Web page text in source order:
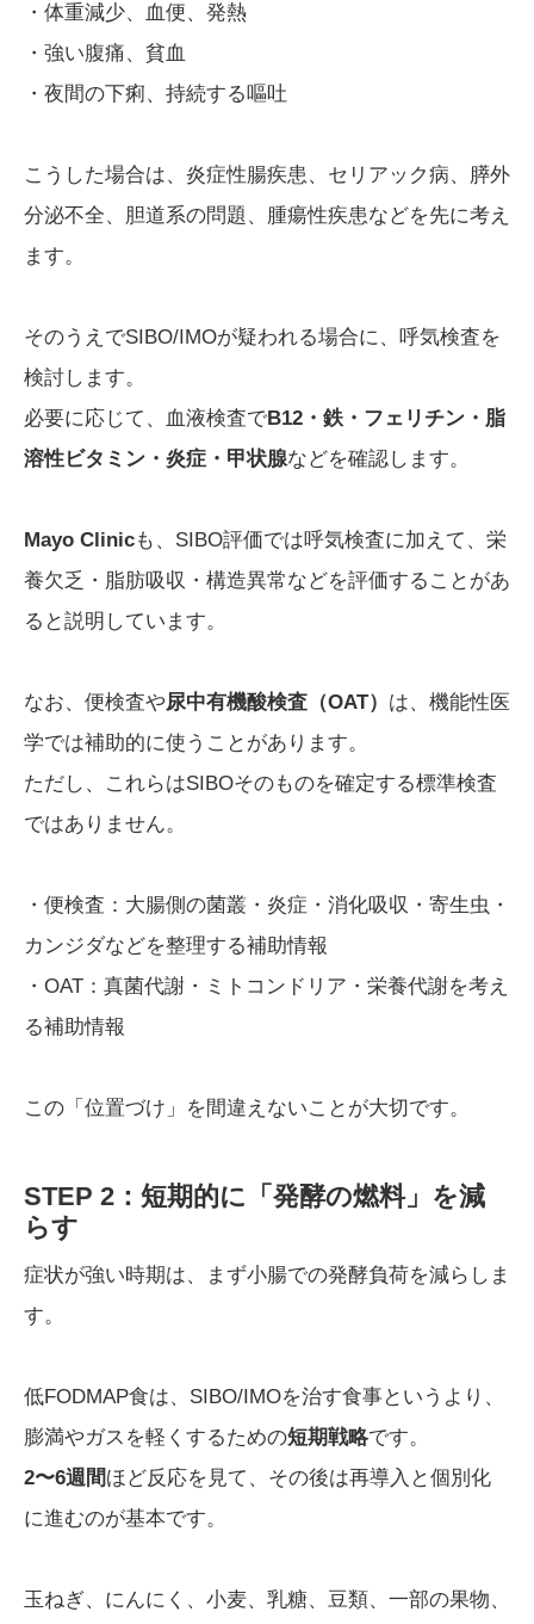
・体重減少、血便、発熱
・強い腹痛、貧血
・夜間の下痢、持続する嘔吐
こうした場合は、炎症性腸疾患、セリアック病、膵外
分泌不全、胆道系の問題、腫瘍性疾患などを先に考え
ます。
そのうえでSIBO/IMOが疑われる場合に、呼気検査を
検討します。
必要に応じて、血液検査でB12・鉄・フェリチン・脂
溶性ビタミン・炎症・甲状腺などを確認します。
Mayo Clinicも、SIBO評価では呼気検査に加えて、栄
養欠乏・脂肪吸収・構造異常などを評価することがあ
ると説明しています。
なお、便検査や尿中有機酸検査（OAT） は、機能性医
学では補助的に使うことがあります。
ただし、これらはSIBOそのものを確定する標準検査
ではありません。
・便検査：大腸側の菌叢・炎症・消化吸収・寄生虫・
カンジダなどを整理する補助情報
・OAT：真菌代謝・ミトコンドリア・栄養代謝を考え
る補助情報
この「位置づけ」を間違えないことが大切です。
STEP 2：短期的に「発酵の燃料」を減
らす
症状が強い時期は、まず小腸での発酵負荷を減らしま
す。
低FODMAP食は、SIBO/IMOを治す食事というより、
膨満やガスを軽くするための短期戦略です。
2〜6週間ほど反応を見て、その後は再導入と個別化
に進むのが基本です。
玉ねぎ、にんにく、小麦、乳糖、豆類、一部の果物、